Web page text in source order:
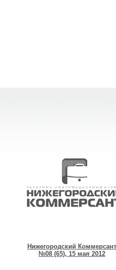
Нижегородский Коммерсант
№08 (65), 15 мая 2012